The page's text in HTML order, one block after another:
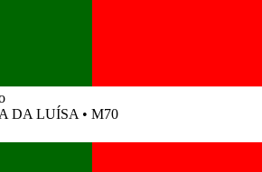
DA LUÍSA • M70